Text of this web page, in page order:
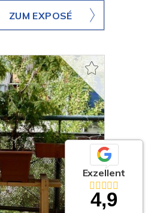
ZUM EXPOSÉ
Exzellent
4,9